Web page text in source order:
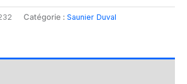
Catégorie : Saunier Duval